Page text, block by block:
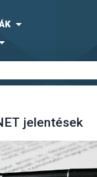
jelentések